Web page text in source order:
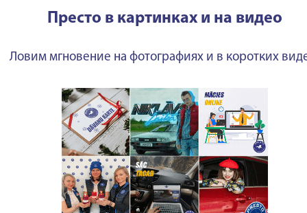
Престо в картинках и на видео
Ловим мгновение на фотографиях и в коротких